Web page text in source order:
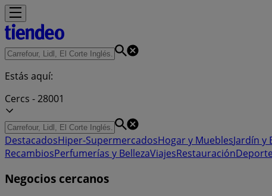
Estás aquí:
Cercs - 28001
DestacadosHiper-SupermercadosHogar y MueblesJardín y
RecambiosPerfumerías y BellezaViajesRestauraciónDeporte
Negocios cercanos